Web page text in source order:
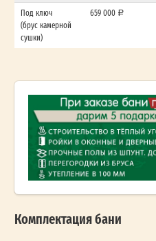
Под ключ
(брус камерной
сушки)
659 000
Комплектация бани